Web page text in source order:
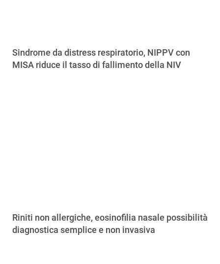
Sindrome da distress respiratorio, NIPPV con
MISA riduce il tasso di fallimento della NIV
Riniti non allergiche, eosinofilia nasale possibilità
diagnostica semplice e non invasiva